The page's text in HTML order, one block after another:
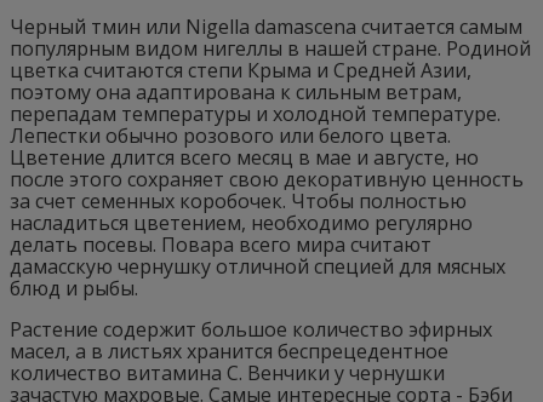
Черный тмин или Nigella damascena считается самым
популярным видом нигеллы в нашей стране. Родиной
цветка считаются степи Крыма и Средней Азии,
поэтому она адаптирована к сильным ветрам,
перепадам температуры и холодной температуре.
Лепестки обычно розового или белого цвета.
Цветение длится всего месяц в мае и августе, но
после этого сохраняет свою декоративную ценность
за счет семенных коробочек. Чтобы полностью
насладиться цветением, необходимо регулярно
делать посевы. Повара всего мира считают
дамасскую чернушку отличной специей для мясных
блюд и рыбы.
Растение содержит большое количество эфирных
масел, а в листьях хранится беспрецедентное
количество витамина С. Венчики у чернушки
зачастую махровые. Самые интересные сорта - Бэби